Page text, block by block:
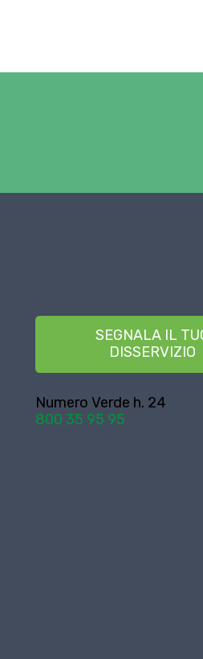
SEGNALA IL
DISSERVIZIO
Numero Verde h. 24
800 35 95 95